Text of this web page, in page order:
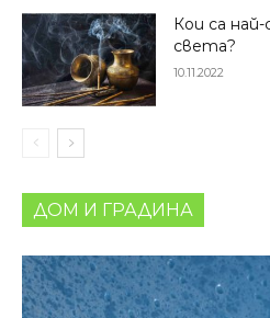
Кои са
света?
10.11.2022
ДОМ И ГРАДИНА